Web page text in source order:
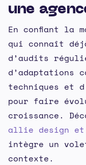
une
En confiant la
qui connaît
d’audits
d’adaptations
techniques et
pour faire
croissance.
allie design et
intègre un
contexte.